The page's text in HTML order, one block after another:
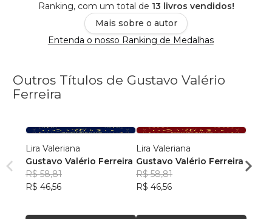
Ranking, com um total de 13 livros vendidos!
Mais sobre o autor
Entenda o nosso Ranking de Medalhas
Outros Títulos de Gustavo Valério
Ferreira
Lira Valeriana
Gustavo Valério Ferreira
R$ 58,81
R$ 46,56
Lira Valeriana
Gustavo Valério Ferreira
R$ 58,81
R$ 46,56
R$